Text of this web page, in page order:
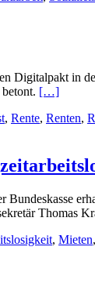
Digitalpakt in
[…]
, Rente, Renten,
Thomas
, Mieten,